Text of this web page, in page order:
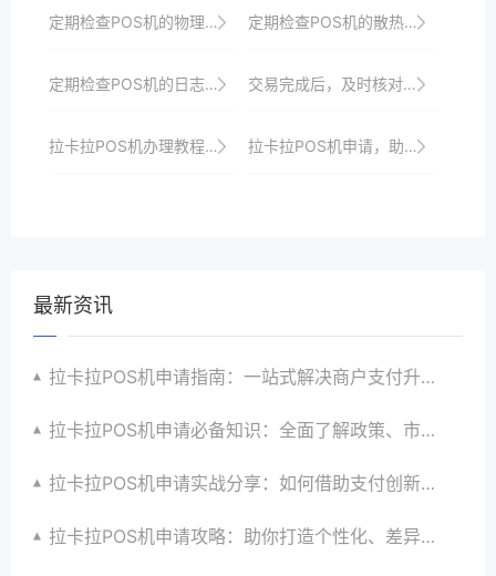
定期检查POS机的物理安全性，如锁具是否完好。 定期检查POS机的散热情况，确保设备正常运行。
定期检查POS机的日志审计功能，确保交易合规。 交易完成后，及时核对交易记录，确保无误。
拉卡拉POS机办理教程：轻松几步，收银升级无忧，助力商家成长 拉卡拉POS机申请，助力商户实现智慧经营
最新资讯
拉卡拉POS机申请指南：一站式解决商户支付升级、智能化与创新需求
拉卡拉POS机申请必备知识：全面了解政策、市场、技术与创新趋势
拉卡拉POS机申请实战分享：如何借助支付创新技术提升商户运营效益与效率
拉卡拉POS机申请攻略：助你打造个性化、差异化支付体验以提升竞争力